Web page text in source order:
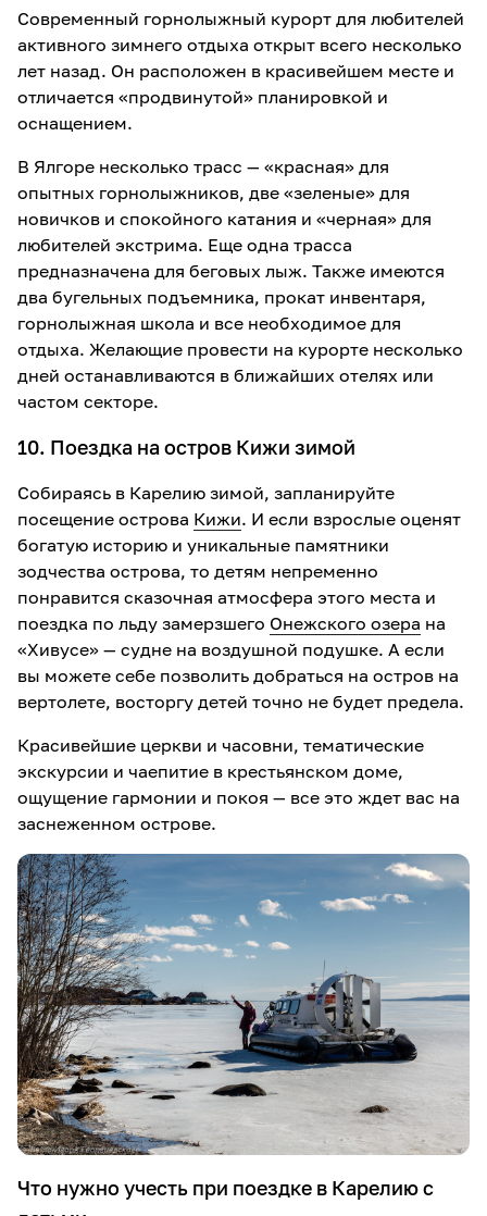
Современный горнолыжный курорт для любителей
активного зимнего отдыха открыт всего несколько
лет назад. Он расположен в красивейшем месте и
отличается «продвинутой» планировкой и
оснащением.
В Ялгоре несколько трасс — «красная» для
опытных горнолыжников, две «зеленые» для
новичков и спокойного катания и «черная» для
любителей экстрима. Еще одна трасса
предназначена для беговых лыж. Также имеются
два бугельных подъемника, прокат инвентаря,
горнолыжная школа и все необходимое для
отдыха. Желающие провести на курорте несколько
дней останавливаются в ближайших отелях или
частом секторе.
10. Поездка на остров Кижи зимой
Собираясь в Карелию зимой, запланируйте
посещение острова Кижи. И если взрослые оценят
богатую историю и уникальные памятники
зодчества острова, то детям непременно
понравится сказочная атмосфера этого места и
поездка по льду замерзшего Онежского озера на
«Хивусе» — судне на воздушной подушке. А если
вы можете себе позволить добраться на остров на
вертолете, восторгу детей точно не будет предела.
Красивейшие церкви и часовни, тематические
экскурсии и чаепитие в крестьянском доме,
ощущение гармонии и покоя — все это ждет вас на
заснеженном острове.
Что нужно учесть при поездке в Карелию с